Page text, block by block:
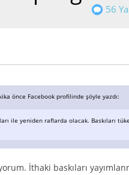
56
önce Facebook profilinde şöyle yazdı:
ile yeniden raflarda olacak. Baskıları
İthaki baskıları